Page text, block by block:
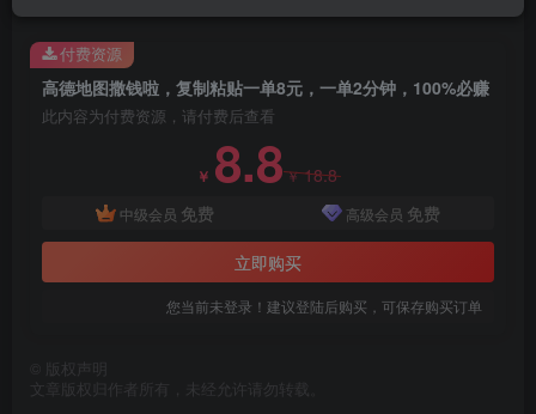
高德地图撒钱啦，复制粘贴一单8元，一单2分钟，100%必赚
此内容为付费资源，请付费后查看
￥ 8.8￥18.8
中级会员 免费 高级会员 免费
立即购买
您当前未登录！建议登陆后购买，可保存购买订单
付费资源
版权声明
文章版权归作者所有，未经允许请勿转载。